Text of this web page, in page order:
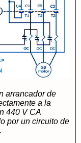
arrancador de
a la
440 V CA
por un circuito de